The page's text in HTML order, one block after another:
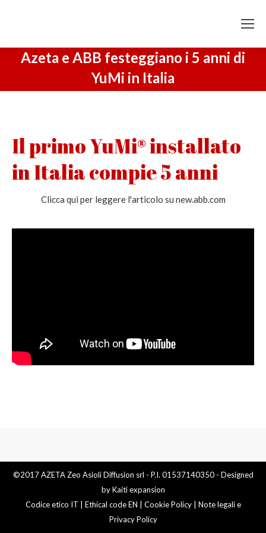
Azeta e ABB festeggiano i 5 anni di
YuMi in Italia
Il primo YuMi® installato
in Italia compie 5 anni
Clicca qui per leggere l'articolo su new.abb.com
©2017 AZETA Zeo Asioli Diffusion srl - P.I. 01537140350 - Designed
byKaiti expansion
Codice etico IT
Ethical code EN Cookie Policy| Note legali e
Privacy Policy